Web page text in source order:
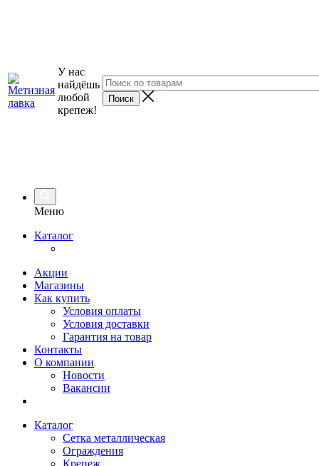
У нас
найдёшь
любой
крепеж!
Меню
Каталог
Акции
Магазины
Как купить
Условия оплаты
Условия доставки
Гарантия на товар
Контакты
О компании
Новости
Вакансии
Каталог
Сетка металлическая
Ограждения
Крепеж